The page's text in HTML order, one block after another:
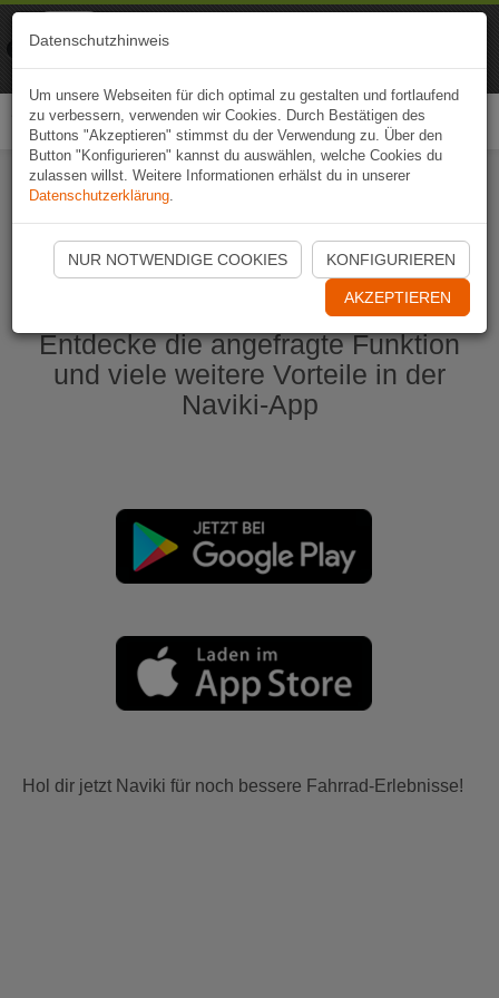
Naviki App jetzt öffnen
Entdecke die angefragte Funktion
und viele weitere Vorteile in der
Naviki-App
Hol dir jetzt Naviki für noch bessere Fahrrad-Erlebnisse!
Datenschutzhinweis
Um unsere Webseiten für dich optimal zu gestalten und fortlaufend
zu verbessern, verwenden wir Cookies. Durch Bestätigen des
Buttons "Akzeptieren" stimmst du der Verwendung zu. Über den
Button "Konfigurieren" kannst du auswählen, welche Cookies du
zulassen willst. Weitere Informationen erhälst du in unserer
Datenschutzerklärung.
NUR NOTWENDIGE COOKIES KONFIGURIEREN
AKZEPTIEREN
Naviki